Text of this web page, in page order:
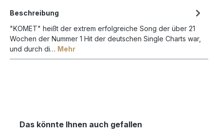
Beschreibung
"KOMET" heißt der extrem erfolgreiche Song der über 21
Wochen der Nummer 1 Hit der deutschen Single Charts war,
und durch di… Mehr
Das könnte Ihnen auch gefallen